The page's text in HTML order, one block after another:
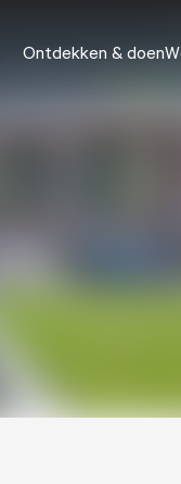
Ontdekken & doen